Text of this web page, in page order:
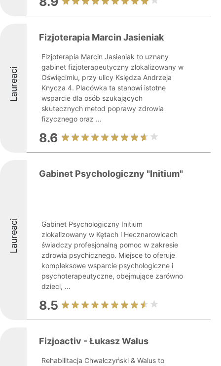
Laureaci
Fizjoterapia Marcin Jasieniak
Fizjoterapia Marcin Jasieniak to uznany
gabinet fizjoterapeutyczny zlokalizowany w
Oświęcimiu, przy ulicy Księdza Andrzeja
Knycza 4. Placówka ta stanowi istotne
wsparcie dla osób szukających
skutecznych metod poprawy zdrowia
fizycznego oraz ...
8.6
Laureaci
Gabinet Psychologiczny "Initium"
Gabinet Psychologiczny Initium
zlokalizowany w Kętach i Hecznarowicach
świadczy profesjonalną pomoc w zakresie
zdrowia psychicznego. Miejsce to oferuje
kompleksowe wsparcie psychologiczne i
psychoterapeutyczne, obejmujące zarówno
dzieci, ...
8.5
Fizjoactiv - Łukasz Walus
Rehabilitacja Chwałczyński & Walus to